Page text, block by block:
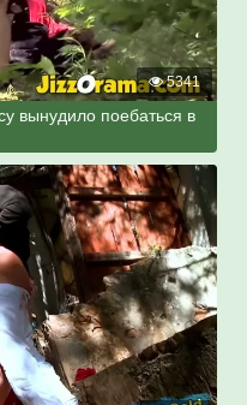
5341
вынудило поебаться в